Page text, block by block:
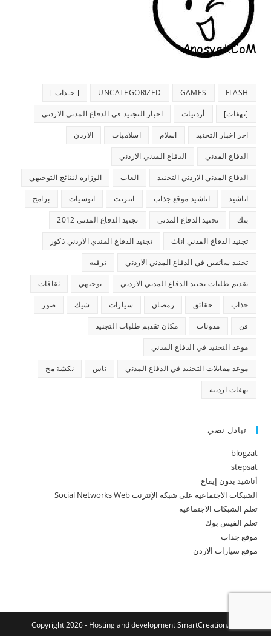
FLASH
GAMES
UNCATEGORIZED [ جـذاب ]
[نهفات] أردنيات اخبار التجنيد في الدفاع المدني الاردني
اخر اخبار التجنيد اسلام اسلاميات الاردن
الدفاع المدني الدفاع المدني الاردني
الدفاع المدني الاردني التجنيد العاب الوزاره لنتائج التوجيهي
اناشيد اناشيد موقع جذاب انترنت انوسيات برامج
بنك تجنيد الدفاع المدني تجنيد الدفاع المدني 2012
تجنيد الدفاع المدني اناث تجنيد الدفاع المندي الاردني ذكور
تجنيد سائقين في الدفاع المدني الاردني ترفيه
تقديم طلبات تجنيد الدفاع المدني الاردني توجيهي ثقافات
جذاب حقائق رمضان سيارات شيك صور
فن مدونات مكان تقديم طلبات التجنيد
موعد التجنيد في الدفاع المدني
موعد مقابلات التجنيد في الدفاع المدني ناس نكشة مخ
نهفات اردنيه
تبادل نصي
blogzat
stepsat
أناشيد بدون إيقاع
الشبكات الاجتماعية على شبكة الإنترنت Social Networks Web
تعلم الشبكات الاجتماعيه
تعلم الفيس بوك
موقع جذاب
موقع سيارات الاردن
Copyright 2026 - Hosting and developmentSmartCreation.net